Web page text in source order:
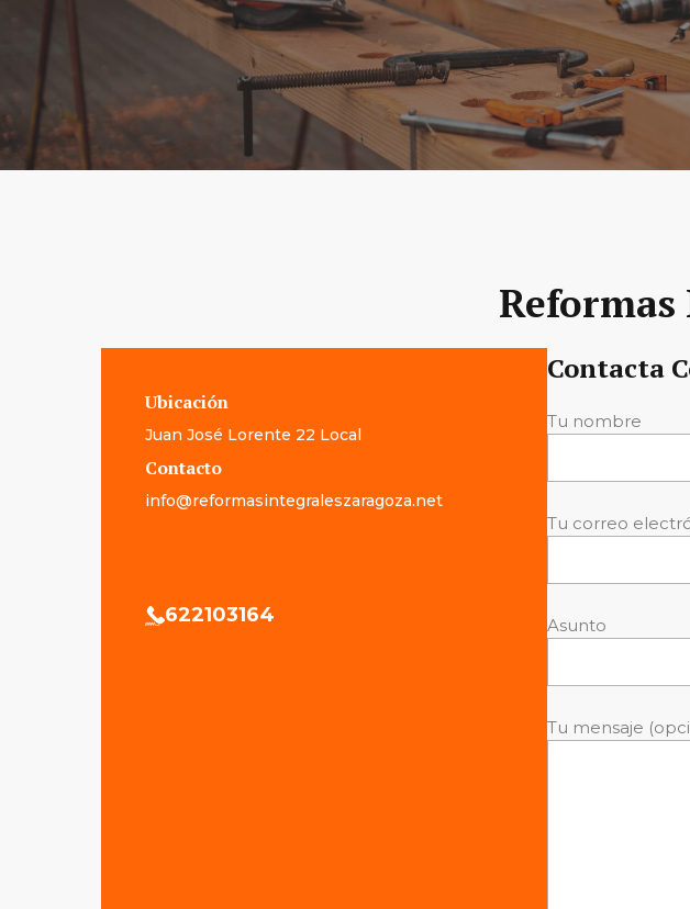
Reformas
Ubicación
Juan José Lorente 22 Local
Contacto
info@reformasintegraleszaragoza.net
622103164
Contacta
Tu nombre
Tu correo
Asunto
Tu mensaje